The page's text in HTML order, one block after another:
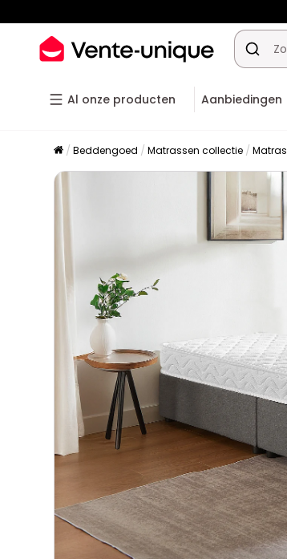
Al onze producten Aanbiedingen
Beddengoed Matrassen collectie Matras